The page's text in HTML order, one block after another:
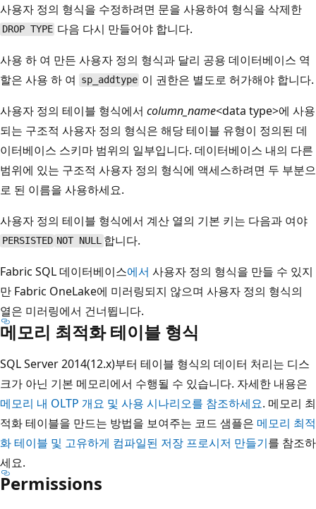
사용자 정의 형식을 수정하려면 문을 사용하여 형식을 삭제한
DROP TYPE 다음 다시 만들어야 합니다.
사용 하 여 만든 사용자 정의 형식과 달리 공용 데이터베이스 역
할은 사용 하 여
sp_addtype 이 권한은 별도로 허가해야 합니다.
사용자 정의 테이블 형식에서 column_name<data type>에 사용
되는 구조적 사용자 정의 형식은 해당 테이블 유형이 정의된 데
이터베이스 스키마 범위의 일부입니다. 데이터베이스 내의 다른
범위에 있는 구조적 사용자 정의 형식에 액세스하려면 두 부분으
로 된 이름을 사용하세요.
사용자 정의 테이블 형식에서 계산 열의 기본 키는 다음과 여야
PERSISTED NOT NULL 합니다.
Fabric SQL 데이터베이스에서 사용자 정의 형식을 만들 수 있지
만 Fabric OneLake에 미러링되지 않으며 사용자 정의 형식의
열은 미러링에서 건너뜁니다.
메모리 최적화 테이블 형식
SQL Server 2014(12.x)부터 테이블 형식의 데이터 처리는 디스
크가 아닌 기본 메모리에서 수행될 수 있습니다. 자세한 내용은
메모리 내 OLTP 개요 및 사용 시나리오를 참조하세요. 메모리 최
적화 테이블을 만드는 방법을 보여주는 코드 샘플은 메모리 최적
화 테이블 및 고유하게 컴파일된 저장 프로시저 만들기를 참조하
세요.
Permissions